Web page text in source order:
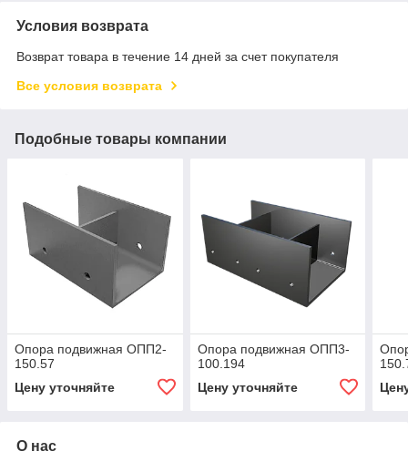
Условия возврата
Возврат товара в течение 14 дней за счет покупателя
Все условия возврата
Подобные товары компании
Опора подвижная ОПП2-
150.57
Цену уточняйте
Опора подвижная ОПП3-
100.194
Цену уточняйте
О нас